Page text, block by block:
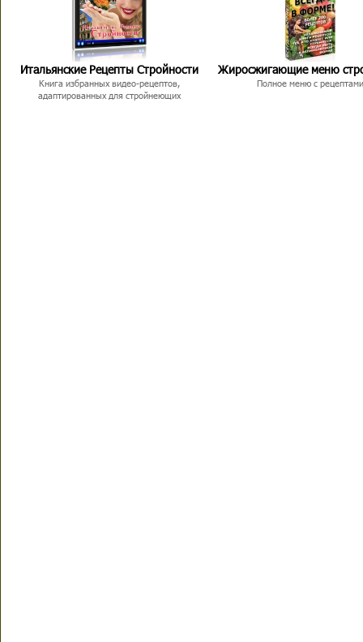
Итальянские Рецепты Стройности
Книга избранных видео-рецептов,
адаптированных для стройнеющих
Жиросжигающие меню
Полное меню с рецептами